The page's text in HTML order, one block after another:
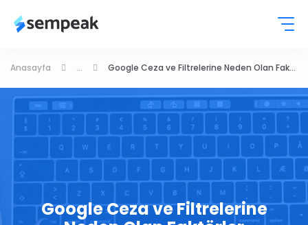
Anasayfa ... Google Ceza ve Filtrelerine Neden Olan Faktörler
Google Ceza ve Filtrelerine